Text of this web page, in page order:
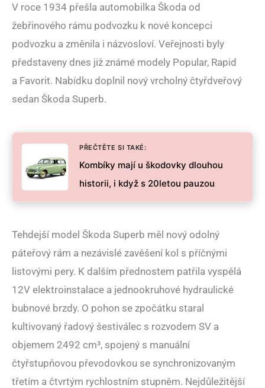
V roce 1934 přešla automobilka Škoda od
žebřinového rámu podvozku k nové koncepci
podvozku a změnila i názvosloví. Veřejnosti byly
představeny dnes již známé modely Popular, Rapid
a Favorit. Nabídku doplnil nový vrcholný čtyřdveřový
sedan Škoda Superb.
PŘEČTĚTE SI TAKÉ:
Kombíky mají u škodovky dlouhou
historii, i když s 20letou pauzou
Tehdejší model Škoda Superb měl nový odolný
páteřový rám a nezávislé zavěšení kol s příčnými
listovými pery. K dalším přednostem patřila vyspělá
12V elektroinstalace a jednookruhové hydraulické
bubnové brzdy. O pohon se zpočátku staral
kultivovaný řadový šestiválec s rozvodem SV a
objemem 2492 cm³, spojený s manuální
čtyřstupňovou převodovkou se synchronizovaným
třetím a čtvrtým rychlostním stupněm. Nejdůležitější